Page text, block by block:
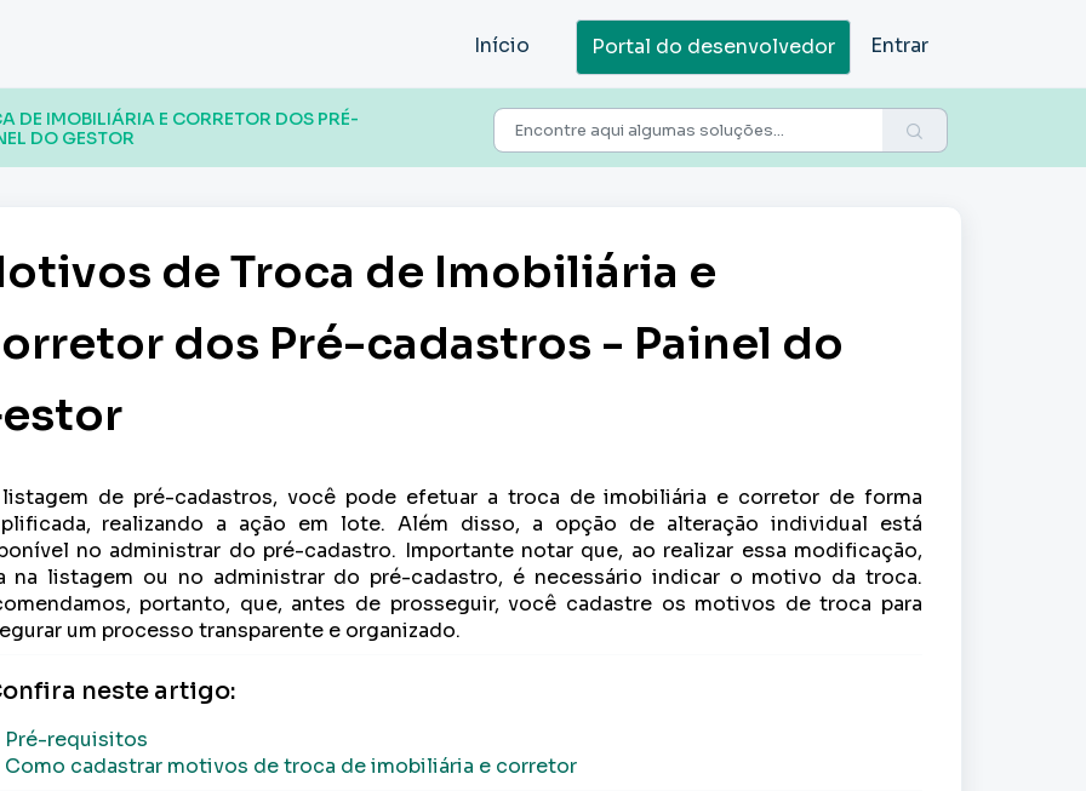
Início Portal do desenvolvedor Entrar
DE IMOBILIÁRIA E CORRETOR DOS PRÉ-
DO GESTOR
de Troca de Imobiliária e
dos Pré-cadastros - Painel do
de pré-cadastros, você pode efetuar a troca de imobiliária e corretor de forma
realizando a ação em lote. Além disso, a opção de alteração individual está
no administrar do pré-cadastro. Importante notar que, ao realizar essa modificação,
na listagem ou no administrar do pré-cadastro, é necessário indicar o motivo da troca.
portanto, que, antes de prosseguir, você cadastre os motivos de troca para
um processo transparente e organizado.
neste artigo:
Pré-requisitos
Como cadastrar motivos de troca de imobiliária e corretor